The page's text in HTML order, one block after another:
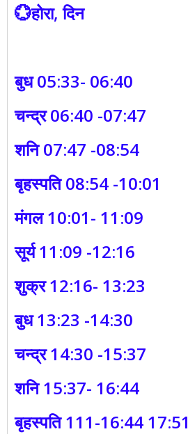
💮होरा, दिन
बुध 05:33- 06:40
चन्द्र 06:40 -07:47
शनि 07:47 -08:54
बृहस्पति 08:54 -10:01
मंगल 10:01- 11:09
सूर्य 11:09 -12:16
शुक्र 12:16- 13:23
बुध 13:23 -14:30
चन्द्र 14:30 -15:37
शनि 15:37- 16:44
बृहस्पति 111-16:44 17:51